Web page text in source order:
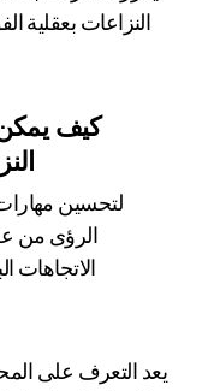
النفس
يتضمن تطبيق
السلوك
الممارسات
وتعزيز
واستخدام
أساليب الحل.